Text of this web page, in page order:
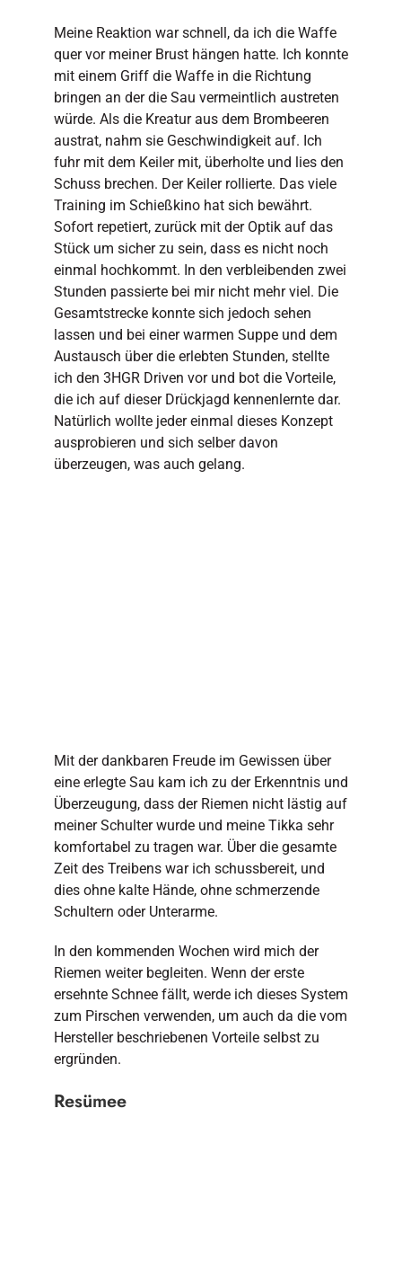
Meine Reaktion war schnell, da ich die Waffe
quer vor meiner Brust hängen hatte. Ich konnte
mit einem Griff die Waffe in die Richtung
bringen an der die Sau vermeintlich austreten
würde. Als die Kreatur aus dem Brombeeren
austrat, nahm sie Geschwindigkeit auf. Ich
fuhr mit dem Keiler mit, überholte und lies den
Schuss brechen. Der Keiler rollierte. Das viele
Training im Schießkino hat sich bewährt.
Sofort repetiert, zurück mit der Optik auf das
Stück um sicher zu sein, dass es nicht noch
einmal hochkommt. In den verbleibenden zwei
Stunden passierte bei mir nicht mehr viel. Die
Gesamtstrecke konnte sich jedoch sehen
lassen und bei einer warmen Suppe und dem
Austausch über die erlebten Stunden, stellte
ich den 3HGR Driven vor und bot die Vorteile,
die ich auf dieser Drückjagd kennenlernte dar.
Natürlich wollte jeder einmal dieses Konzept
ausprobieren und sich selber davon
überzeugen, was auch gelang.
Mit der dankbaren Freude im Gewissen über
eine erlegte Sau kam ich zu der Erkenntnis und
Überzeugung, dass der Riemen nicht lästig auf
meiner Schulter wurde und meine Tikka sehr
komfortabel zu tragen war. Über die gesamte
Zeit des Treibens war ich schussbereit, und
dies ohne kalte Hände, ohne schmerzende
Schultern oder Unterarme.
In den kommenden Wochen wird mich der
Riemen weiter begleiten. Wenn der erste
ersehnte Schnee fällt, werde ich dieses System
zum Pirschen verwenden, um auch da die vom
Hersteller beschriebenen Vorteile selbst zu
ergründen.
Resümee